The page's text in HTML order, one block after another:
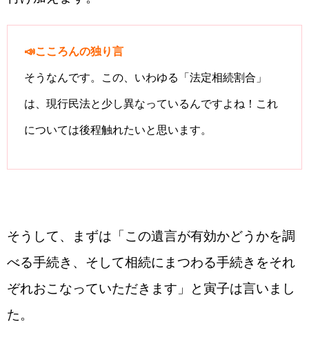
📣こころんの独り言
そうなんです。この、いわゆる「法定相続割合」
は、現行民法と少し異なっているんですよね！これ
については後程触れたいと思います。
そうして、まずは「この遺言が有効かどうかを調
べる手続き、そして相続にまつわる手続きをそれ
ぞれおこなっていただきます」と寅子は言いまし
た。